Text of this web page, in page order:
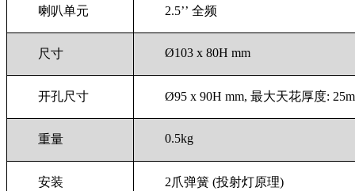
喇叭单元 2.5’’ 全频
尺寸 Ø103 x 80H mm
开孔尺寸 Ø95 x 90H mm, 最大天花厚度:
重量 0.5kg
安装 2爪弹簧 (投射灯原理)